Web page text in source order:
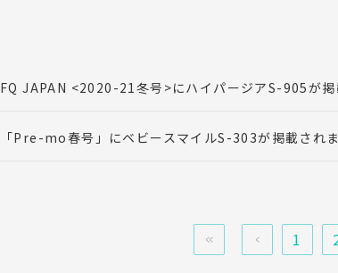
FQ JAPAN <2020-21冬号>にハイパージアS-905が掲
「Pre-mo春号」にベビースマイルS-303が掲載されま
最初へ 前へ
1